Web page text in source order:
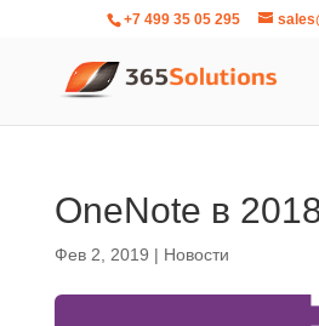
+7 499 35 05 295
OneNote в
Фев 2, 2019 | Новости